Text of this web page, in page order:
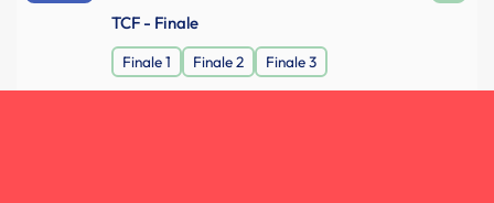
TCF - Finale
Finale 1 Finale 2 Finale 3